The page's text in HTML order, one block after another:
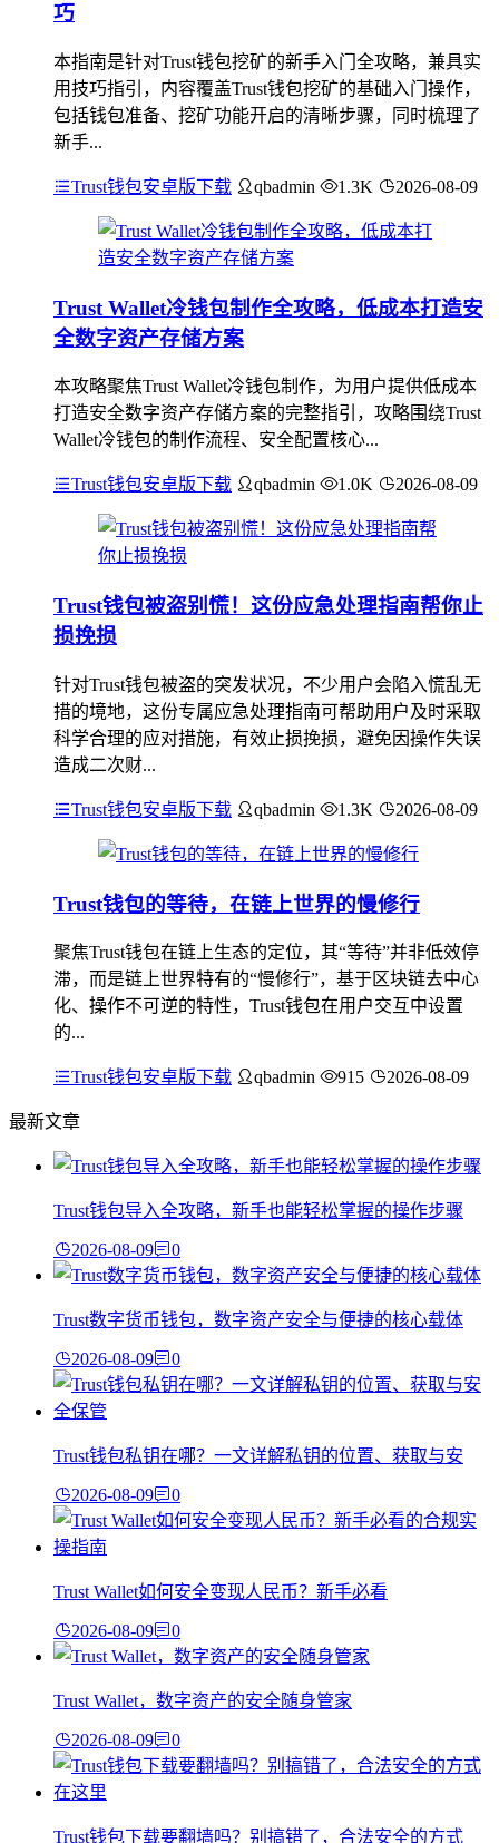
巧
本指南是针对Trust钱包挖矿的新手入门全攻略，兼具实
用技巧指引，内容覆盖Trust钱包挖矿的基础入门操作，
包括钱包准备、挖矿功能开启的清晰步骤，同时梳理了
新手...
Trust钱包安卓版下载 qbadmin 1.3K 2026-08-09
Trust Wallet冷钱包制作全攻略，低成本打造安
全数字资产存储方案
本攻略聚焦Trust Wallet冷钱包制作，为用户提供低成本
打造安全数字资产存储方案的完整指引，攻略围绕Trust
Wallet冷钱包的制作流程、安全配置核心...
Trust钱包安卓版下载 qbadmin 1.0K 2026-08-09
Trust钱包被盗别慌！这份应急处理指南帮你止
损挽损
针对Trust钱包被盗的突发状况，不少用户会陷入慌乱无
措的境地，这份专属应急处理指南可帮助用户及时采取
科学合理的应对措施，有效止损挽损，避免因操作失误
造成二次财...
Trust钱包安卓版下载 qbadmin 1.3K 2026-08-09
Trust钱包的等待，在链上世界的慢修行
聚焦Trust钱包在链上生态的定位，其“等待”并非低效停
滞，而是链上世界特有的“慢修行”，基于区块链去中心
化、操作不可逆的特性，Trust钱包在用户交互中设置
的...
Trust钱包安卓版下载 qbadmin 915 2026-08-09
最新文章
Trust钱包导入全攻略，新手也能轻松掌握的操作步骤
2026-08-09 0
Trust数字货币钱包，数字资产安全与便捷的核心载体
2026-08-09 0
Trust钱包私钥在哪？一文详解私钥的位置、获取与安
2026-08-09 0
Trust Wallet如何安全变现人民币？新手必看
2026-08-09 0
Trust Wallet，数字资产的安全随身管家
2026-08-09 0
Trust钱包下载要翻墙吗？别搞错了，合法安全的方式